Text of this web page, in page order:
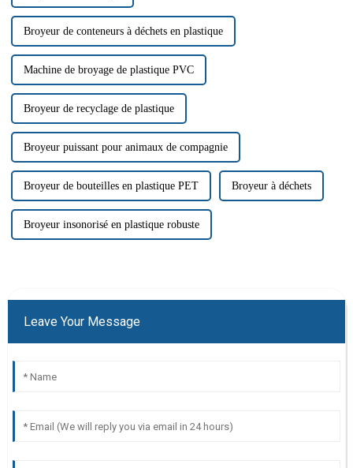
Broyeur de conteneurs à déchets en plastique
Machine de broyage de plastique PVC
Broyeur de recyclage de plastique
Broyeur puissant pour animaux de compagnie
Broyeur de bouteilles en plastique PET Broyeur à déchets
Broyeur insonorisé en plastique robuste
Leave Your Message